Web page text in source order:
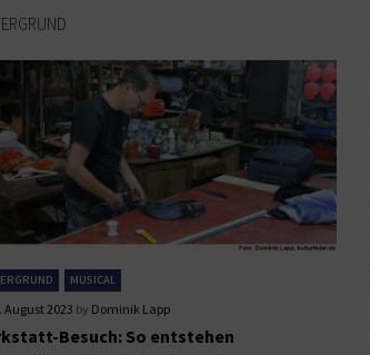
MUSICAL
August 2023 by Dominik Lapp
Besuch: So entstehen